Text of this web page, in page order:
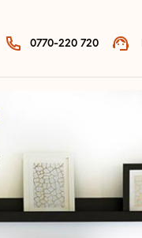
0770-220 720